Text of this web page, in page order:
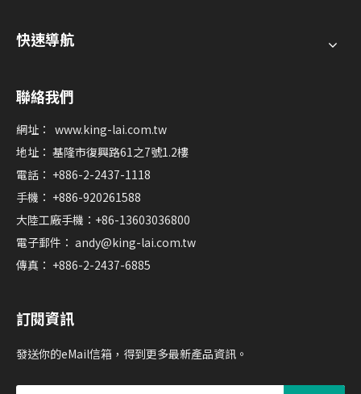
快速導航
聯絡我們
網址： www.king-lai.com.tw
地址： 基隆市復興路61之7號1.2樓
電話： +886-2-2437-1118
手機： +886-920261588
大陸工廠手機：+86-13603036800
電子郵件： andy@king-lai.com.tw
傳真： +886-2-2437-6885
訂閱資訊
發送你的eMail信箱，得到更多最新產品資訊。